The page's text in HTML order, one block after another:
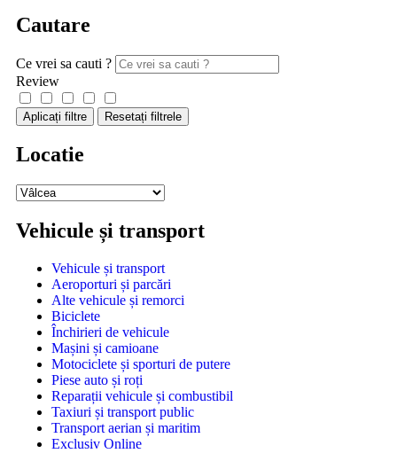
Cautare
Ce vrei sa cauti ?
Review
Aplicați filtre Resetați filtrele
Locatie
Vehicule și transport
Vehicule și transport
Aeroporturi și parcări
Alte vehicule și remorci
Biciclete
Închirieri de vehicule
Mașini și camioane
Motociclete și sporturi de putere
Piese auto și roți
Reparații vehicule și combustibil
Taxiuri și transport public
Transport aerian și maritim
Exclusiv Online